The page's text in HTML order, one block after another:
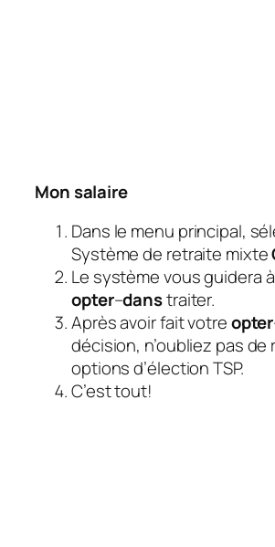
Mon salaire
Dans le menu principal,
Système de retraite mixte
Le système vous guidera
opter–danstraiter.
Après avoir fait votreopter
décision, n’oubliez pas de
options d’élection TSP.
C’est tout!